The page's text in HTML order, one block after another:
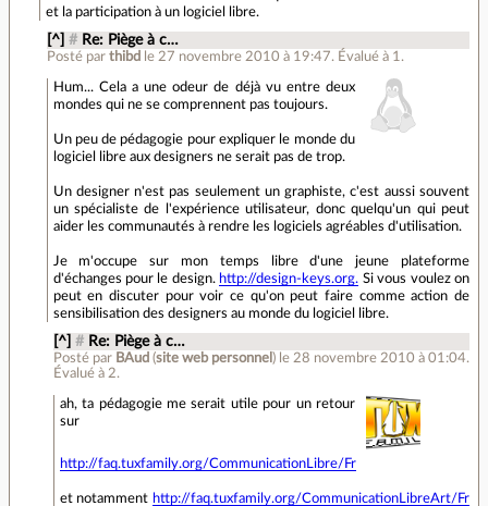
et la participation à un logiciel libre.
[^] # Re: Piège à c…
Posté par thibd le 27 novembre 2010 à 19:47. Évalué à 1 .
Hum... Cela a une odeur de déjà vu entre deux
mondes qui ne se comprennent pas toujours.
Un peu de pédagogie pour expliquer le monde du
logiciel libre aux designers ne serait pas de trop.
Un designer n'est pas seulement un graphiste, c'est aussi souvent
un spécialiste de l'expérience utilisateur, donc quelqu'un qui peut
aider les communautés à rendre les logiciels agréables d'utilisation.
Je m'occupe sur mon temps libre d'une jeune plateforme
d'échanges pour le design. http://design-keys.org. Si vous voulez on
peut en discuter pour voir ce qu'on peut faire comme action de
sensibilisation des designers au monde du logiciel libre.
[^] # Re: Piège à c…
Posté par BAud (site web personnel ) le 28 novembre 2010 à 01:04.
Évalué à 2.
ah, ta pédagogie me serait utile pour un retour
sur
http://faq.tuxfamily.org/CommunicationLibre/Fr
et notamment http://faq.tuxfamily.org/CommunicationLibreArt/Fr